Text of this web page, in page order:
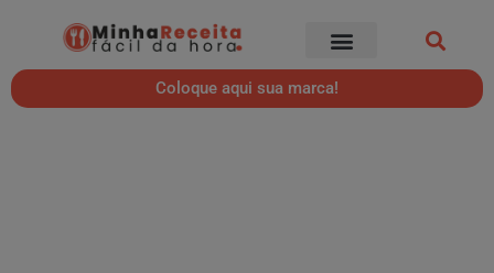
Coloque aqui sua marca!